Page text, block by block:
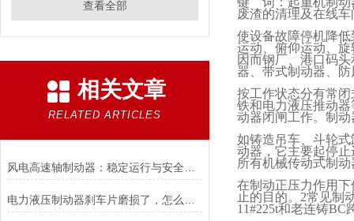
查看全部
相关文章
RELATED ARTICLES
废渣的清理及在线
使设备故障停机降
运动、俯仰运动、
因而钢厂、港口码
器、带式制动器、
按工作状态分有常
铁和电力液压推动
动器闭闸工作。制
如铸造吊车、斗轮
动器，它主要起停
所有机械传动式制
在制动正压力作用
止的目的。 2常见制
11#225t和老连铸BC